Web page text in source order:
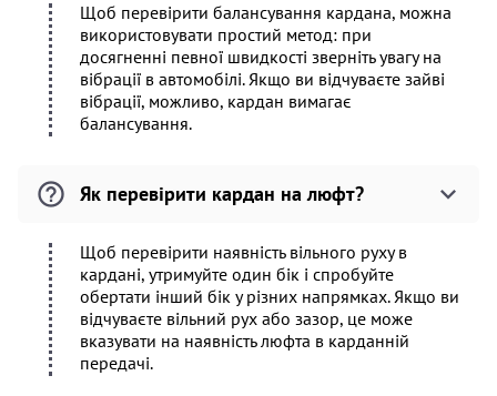
Щоб перевірити балансування кардана, можна
використовувати простий метод: при
досягненні певної швидкості зверніть увагу на
вібрації в автомобілі. Якщо ви відчуваєте зайві
вібрації, можливо, кардан вимагає
балансування.
Як перевірити кардан на люфт?
Щоб перевірити наявність вільного руху в
кардані, утримуйте один бік і спробуйте
обертати інший бік у різних напрямках. Якщо ви
відчуваєте вільний рух або зазор, це може
вказувати на наявність люфта в карданній
передачі.